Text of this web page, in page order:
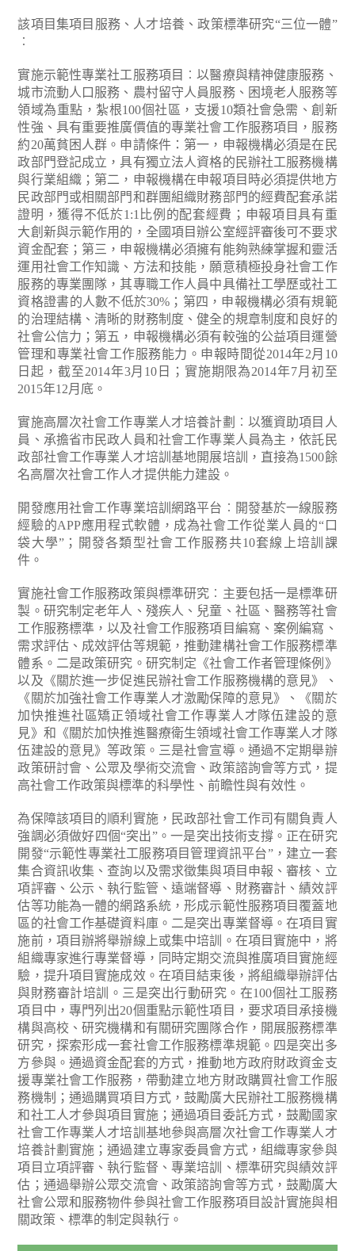
該項目集項目服務、人才培養、政策標準研究“三位一體”
︰
實施示範性專業社工服務項目︰以醫療與精神健康服務、
城市流動人口服務、農村留守人員服務、困境老人服務等
領域為重點，紮根100個社區，支援10類社會急需、創新
性強、具有重要推廣價值的專業社會工作服務項目，服務
約20萬貧困人群。申請條件：第一，申報機構必須是在民
政部門登記成立，具有獨立法人資格的民辦社工服務機構
與行業組織；第二，申報機構在申報項目時必須提供地方
民政部門或相關部門和群團組織財務部門的經費配套承諾
證明，獲得不低於1:1比例的配套經費；申報項目具有重
大創新與示範作用的，全國項目辦公室經評審後可不要求
資金配套；第三，申報機構必須擁有能夠熟練掌握和靈活
運用社會工作知識、方法和技能，願意積極投身社會工作
服務的專業團隊，其專職工作人員中具備社工學歷或社工
資格證書的人數不低於30%；第四，申報機構必須有規範
的治理結構、清晰的財務制度、健全的規章制度和良好的
社會公信力；第五，申報機構必須有較強的公益項目運營
管理和專業社會工作服務能力。申報時間從2014年2月10
日起，截至2014年3月10日；實施期限為2014年7月初至
2015年12月底。
實施高層次社會工作專業人才培養計劃︰以獲資助項目人
員、承擔省市民政人員和社會工作專業人員為主，依託民
政部社會工作專業人才培訓基地開展培訓，直接為1500餘
名高層次社會工作人才提供能力建設。
開發應用社會工作專業培訓網路平台︰開發基於一線服務
經驗的APP應用程式軟體，成為社會工作從業人員的“口
袋大學”；開發各類型社會工作服務共10套線上培訓課
件。
實施社會工作服務政策與標準研究︰主要包括一是標準研
製。研究制定老年人、殘疾人、兒童、社區、醫務等社會
工作服務標準，以及社會工作服務項目編寫、案例編寫、
需求評估、成效評估等規範，推動建構社會工作服務標準
體系。二是政策研究。研究制定《社會工作者管理條例》
以及《關於進一步促進民辦社會工作服務機構的意見》、
《關於加強社會工作專業人才激勵保障的意見》、《關於
加快推進社區矯正領域社會工作專業人才隊伍建設的意
見》和《關於加快推進醫療衛生領域社會工作專業人才隊
伍建設的意見》等政策。三是社會宣導。通過不定期舉辦
政策研討會、公眾及學術交流會、政策諮詢會等方式，提
高社會工作政策與標準的科學性、前瞻性與有效性。
為保障該項目的順利實施，民政部社會工作司有關負責人
強調必須做好四個“突出”。一是突出技術支撐。正在研究
開發“示範性專業社工服務項目管理資訊平台”，建立一套
集合資訊收集、查詢以及需求徵集與項目申報、審核、立
項評審、公示、執行監管、遠端督導、財務審計、績效評
估等功能為一體的網路系統，形成示範性服務項目覆蓋地
區的社會工作基礎資料庫。二是突出專業督導。在項目實
施前，項目辦將舉辦線上或集中培訓。在項目實施中，將
組織專家進行專業督導，同時定期交流與推廣項目實施經
驗，提升項目實施成效。在項目結束後，將組織舉辦評估
與財務審計培訓。三是突出行動研究。在100個社工服務
項目中，專門列出20個重點示範性項目，要求項目承接機
構與高校、研究機構和有關研究團隊合作，開展服務標準
研究，探索形成一套社會工作服務標準規範。四是突出多
方參與。通過資金配套的方式，推動地方政府財政資金支
援專業社會工作服務，帶動建立地方財政購買社會工作服
務機制；通過購買項目方式，鼓勵廣大民辦社工服務機構
和社工人才參與項目實施；通過項目委託方式，鼓勵國家
社會工作專業人才培訓基地參與高層次社會工作專業人才
培養計劃實施；通過建立專家委員會方式，組織專家參與
項目立項評審、執行監督、專業培訓、標準研究與績效評
估；通過舉辦公眾交流會、政策諮詢會等方式，鼓勵廣大
社會公眾和服務物件參與社會工作服務項目設計實施與相
關政策、標準的制定與執行。